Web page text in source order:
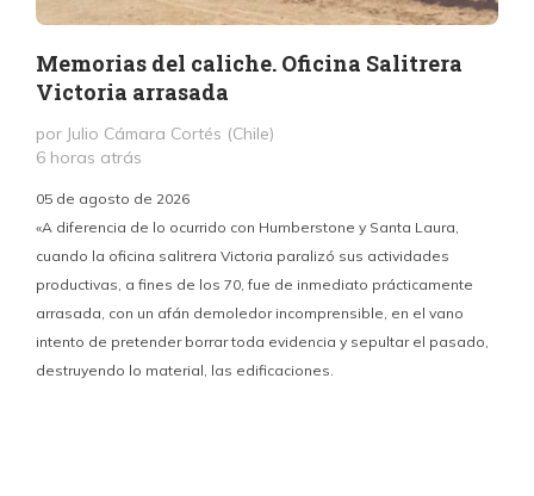
Memorias del caliche. Oficina Salitrera
Victoria arrasada
por Julio Cámara Cortés (Chile)
6 horas atrás
05 de agosto de 2026
«A diferencia de lo ocurrido con Humberstone y Santa Laura,
cuando la oficina salitrera Victoria paralizó sus actividades
productivas, a fines de los 70, fue de inmediato prácticamente
arrasada, con un afán demoledor incomprensible, en el vano
intento de pretender borrar toda evidencia y sepultar el pasado,
destruyendo lo material, las edificaciones.